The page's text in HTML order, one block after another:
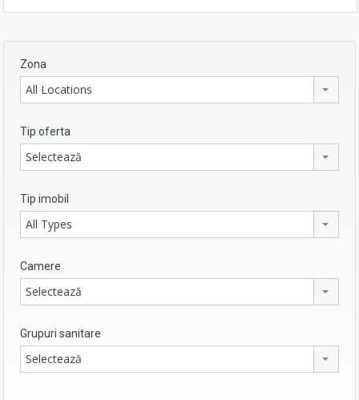
Zona
All Locations
Tip oferta
Selectează
Tip imobil
All Types
Camere
Selectează
Grupuri sanitare
Selectează